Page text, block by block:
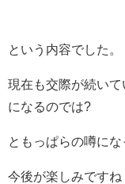
という内容でした。
現在も交際が続い
になるのでは?
ともっぱらの噂にな
今後が楽しみですね